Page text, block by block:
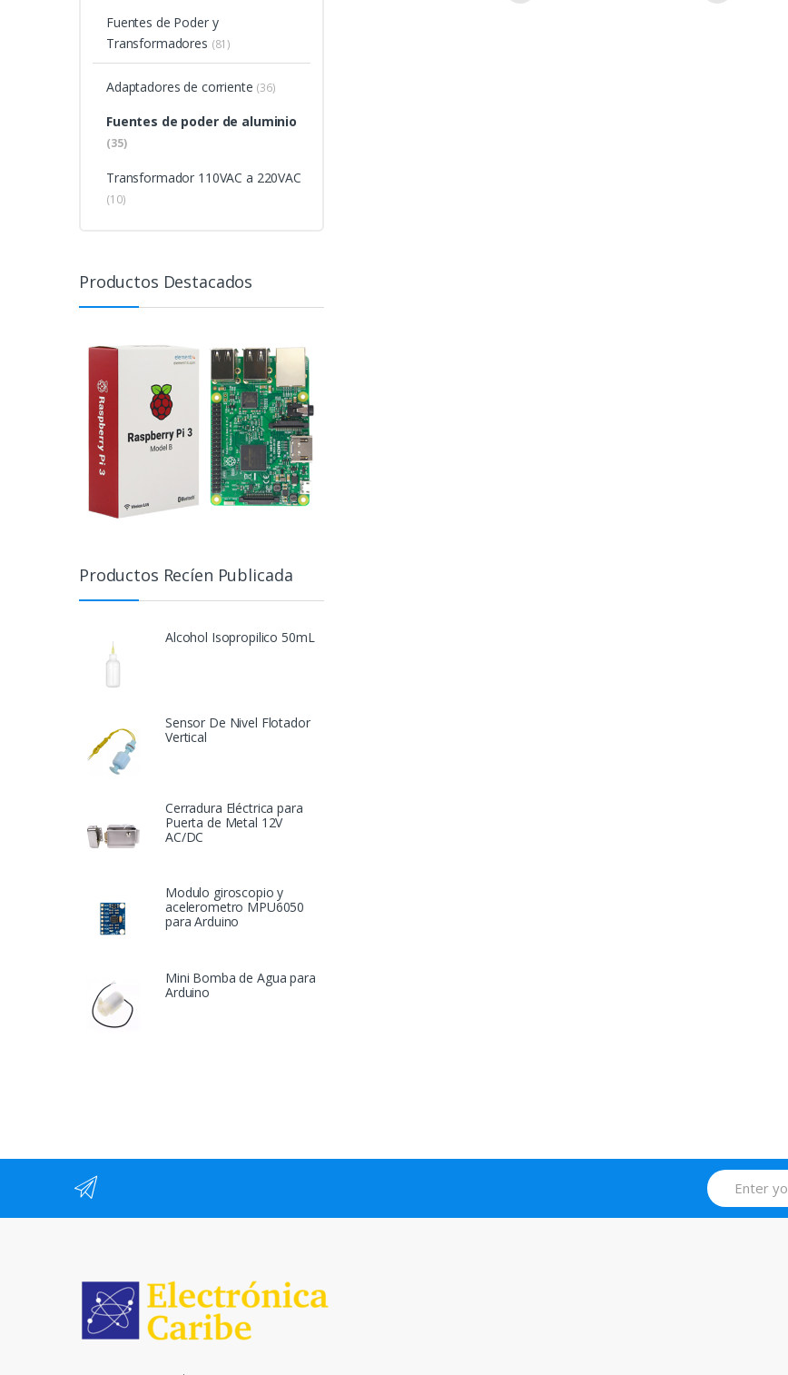
Fuentes de Poder y
Transformadores (81)
Adaptadores de corriente (36)
Fuentes de poder de aluminio
(35)
Transformador 110VAC a 220VAC
(10)
Productos Destacados
Productos Recíen Publicada
Alcohol Isopropilico 50mL
Sensor De Nivel Flotador
Vertical
Cerradura Eléctrica para
Puerta de Metal 12V
AC/DC
Modulo giroscopio y
acelerometro MPU6050
para Arduino
Mini Bomba de Agua para
Arduino